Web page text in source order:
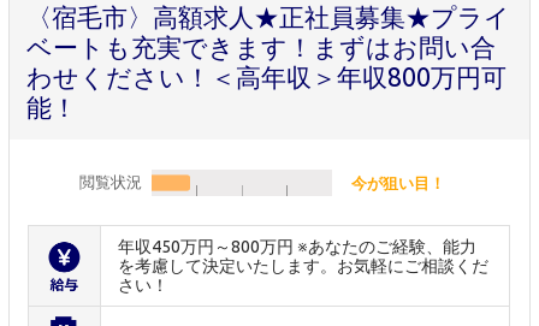
〈宿毛市〉高額求人★正社員募集★プライ
ベートも充実できます！まずはお問い合
わせください！＜高年収＞年収800万円可
能！
閲覧状況 今が狙い目！
年収450万円～800万円 ※あなたのご経験、能力
を考慮して決定いたします。お気軽にご相談くだ
さい！